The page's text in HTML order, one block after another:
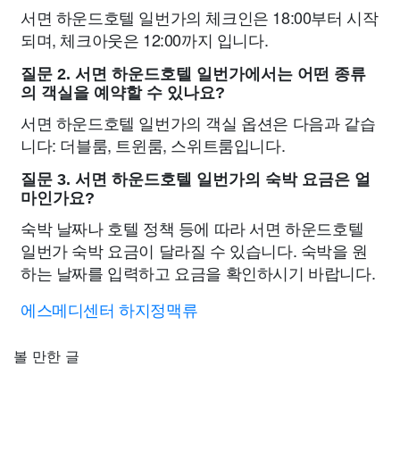
서면 하운드호텔 일번가의 체크인은 18:00부터 시작
되며, 체크아웃은 12:00까지 입니다.
질문 2. 서면 하운드호텔 일번가에서는 어떤 종류
의 객실을 예약할 수 있나요?
서면 하운드호텔 일번가의 객실 옵션은 다음과 같습
니다: 더블룸, 트윈룸, 스위트룸입니다.
질문 3. 서면 하운드호텔 일번가의 숙박 요금은 얼
마인가요?
숙박 날짜나 호텔 정책 등에 따라 서면 하운드호텔
일번가 숙박 요금이 달라질 수 있습니다. 숙박을 원
하는 날짜를 입력하고 요금을 확인하시기 바랍니다.
에스메디센터 하지정맥류
볼 만한 글